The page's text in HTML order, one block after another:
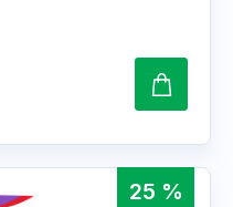
25 %